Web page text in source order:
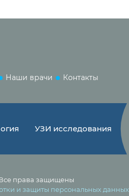
Наши врачи Контакты
УЗИ исследования
права защищены
и защиты персональных данных